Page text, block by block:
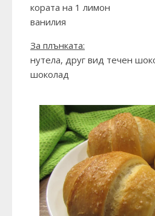
кората на 1 лимон
ванилия
За плънката:
нутела, друг вид течен
шоколад